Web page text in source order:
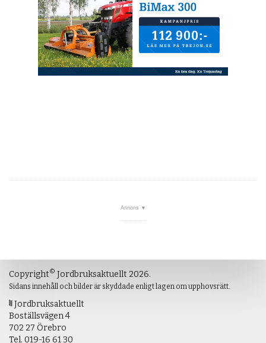
Copyright© Jordbruksaktuellt 2026.
Sidans innehåll och bilder är skyddade enligt lagen om upphovsrätt.
Jordbruksaktuellt
Boställsvägen 4
702 27 Örebro
Tel. 019-16 61 30